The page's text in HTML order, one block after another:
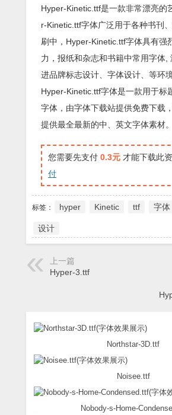
Hyper-Kinetic.ttf是一款非常漂亮的
r-Kinetic.ttf字体广泛用于各种书刊
刷中，Hyper-Kinetic.ttf字体具有强
力，报纸和杂志和书籍中常用字体,
进品牌标志设计、字体设计、等环境
Hyper-Kinetic.ttf字体是一款用于标
字体，由字体下载站提供免费下载
提供最全最新的中、英文字体素材。
您需要先支付 0.3元 才能下载此资
付
标签： hyper Kinetic ttf 字体
设计
上一篇
Hyper-3.ttf
Northstar-3D.ttf
Noisee.ttf
Nobody-s-Home-